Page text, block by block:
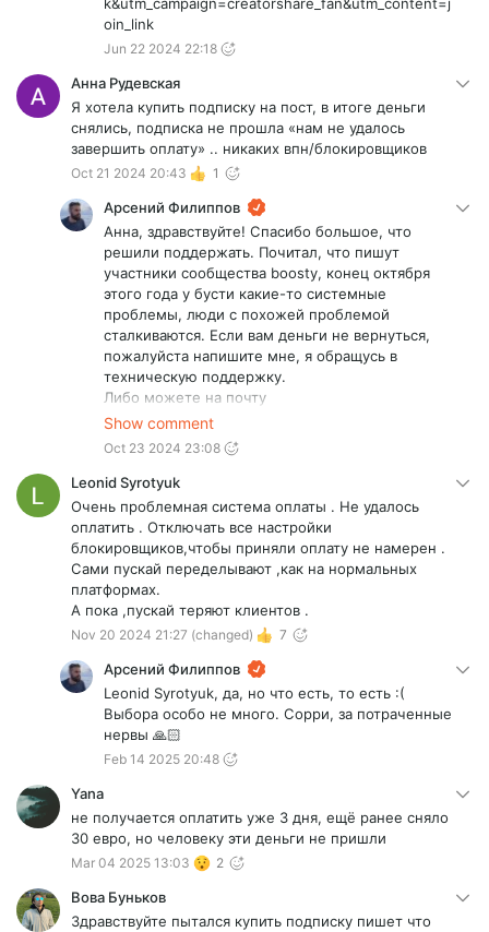
k&utm_campaign=creatorshare_fan&utm_content=j
oin_link
Jun 22 2024 22:18
Анна Рудевская
Я хотела купить подписку на пост, в итоге деньги
снялись, подписка не прошла «нам не удалось
завершить оплату» .. никаких впн/блокировщиков
Oct 21 2024 20:43 1
Арсений Филиппов
Анна, здравствуйте! Спасибо большое, что
решили поддержать. Почитал, что пишут
участники сообщества boosty, конец октября
этого года у бусти какие-то системные
проблемы, люди с похожей проблемой
сталкиваются. Если вам деньги не вернуться,
пожалуйста напишите мне, я обращусь в
техническую поддержку.
Либо можете на почту
nativusassociation@gmail.com отправить
транзакцию и я сразу напишу в поддержку.
Мне очень жаль, что так вышло :(
Show comment
Oct 23 2024 23:08
Leonid Syrotyuk
Очень проблемная система оплаты . Не удалось
оплатить . Отключать все настройки
блокировщиков,чтобы приняли оплату не намерен .
Сами пускай переделывают ,как на нормальных
платформах.
А пока ,пускай теряют клиентов .
Nov 20 2024 21:27 (changed) 7
Арсений Филиппов
Leonid Syrotyuk, да, но что есть, то есть :(
Выбора особо не много. Сорри, за потраченные
нервы 🙏🏻
Feb 14 2025 20:48
Yana
не получается оплатить уже 3 дня, ещё ранее сняло
30 евро, но человеку эти деньги не пришли
Mar 04 2025 13:03 2
Вова Буньков
Здравствуйте пытался купить подписку пишет что